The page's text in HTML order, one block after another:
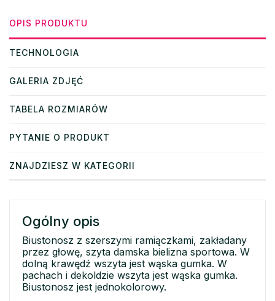
OPIS PRODUKTU
TECHNOLOGIA
GALERIA ZDJĘĆ
TABELA ROZMIARÓW
PYTANIE O PRODUKT
ZNAJDZIESZ W KATEGORII
Ogólny opis
Biustonosz z szerszymi ramiączkami, zakładany
przez głowę, szyta damska bielizna sportowa. W
dolną krawędź wszyta jest wąska gumka. W
pachach i dekoldzie wszyta jest wąska gumka.
Biustonosz jest jednokolorowy.